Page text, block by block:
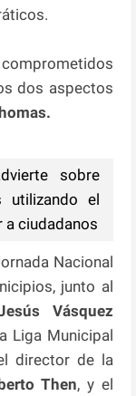
dos aspectos
sobre
utilizando el
a ciudadanos
Nacional
junto al
Vásquez
Liga Municipal
director de la
Then, y el